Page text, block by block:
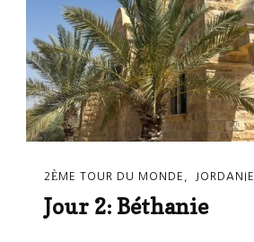
2ÈME TOUR DU MONDE JORDANIE
Jour 2: Béthanie